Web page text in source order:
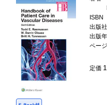
ISBN
出版社
出版年
ペー
定価